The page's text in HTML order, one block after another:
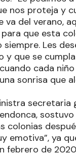
nos proteja y
va del verano,
que esta
Les
y que se
cada
sonrisa que
secretaria
sostuvo
colonias
emotiva”, ya
febrero de